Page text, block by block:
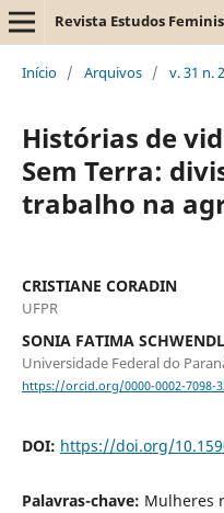
Revista Estudos
Início / Arquivos / v. 31 n.
Histórias de
Sem Terra:
trabalho na
CRISTIANE CORADIN
UFPR
SONIA FATIMA
Universidade Federal do
https://orcid.org/0000-0002-7098-
DOI: https://doi.org/
Palavras-chave: Mulheres